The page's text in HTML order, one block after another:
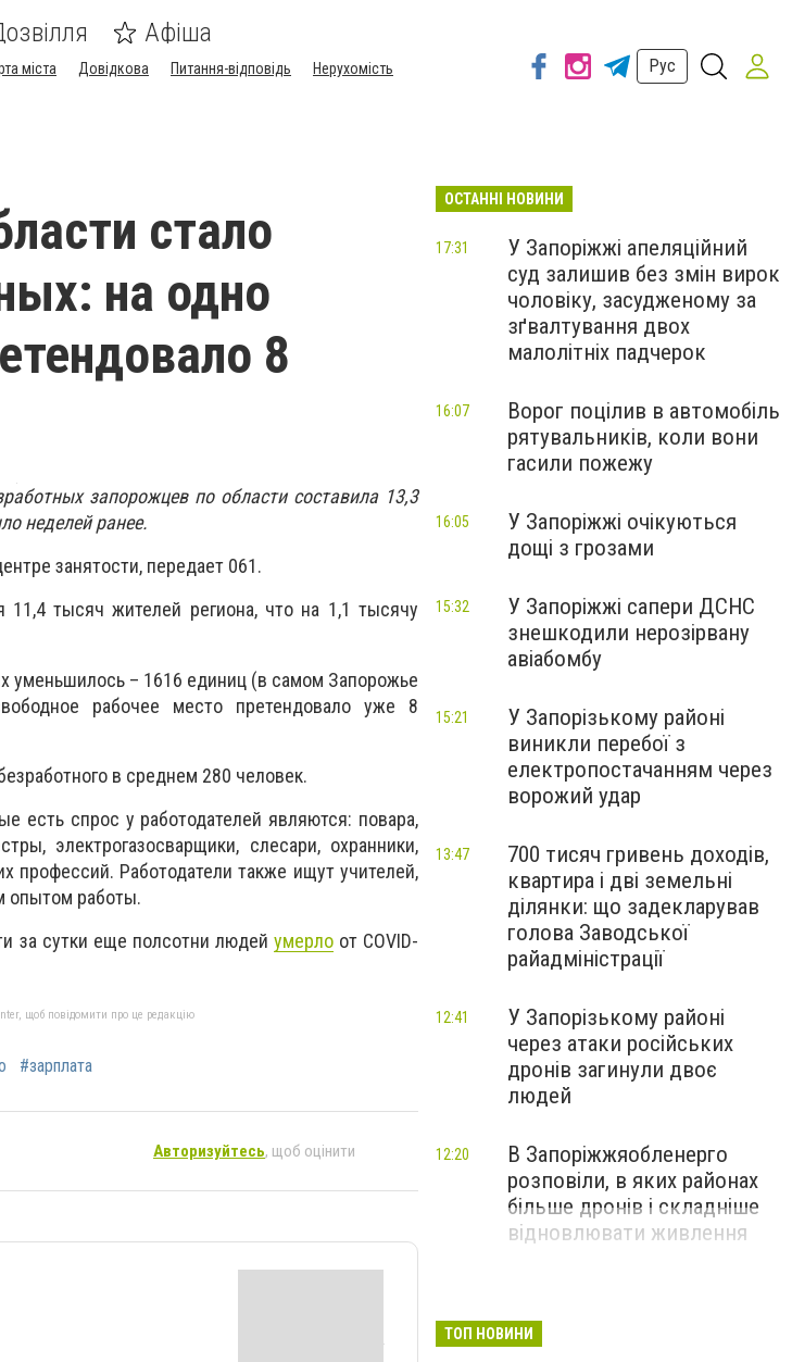
Афіша
міста Довідкова Питання-відповідь
Нерухомість
Рус
стало
на одно
8
запорожцев по области составила 13,3
неделей ранее.
занятости, передает 061.
тысяч жителей региона, что на 1,1 тысячу
уменьшилось – 1616 единиц (в самом Запорожье
рабочее место претендовало уже 8
в среднем 280 человек.
есть спрос у работодателей являются: повара,
электрогазосварщики, слесари, охранники,
профессий. Работодатели также ищут учителей,
опытом работы.
за сутки еще полсотни людей умерлоот COVID-
щоб повідомити про це редакцію
#зарплата
Авторизуйтесь, щоб оцінити
ОСТАННІ НОВИНИ
У Запоріжжі апеляційний
суд залишив без змін вирок
чоловіку, засудженому за
зґвалтування двох
малолітніх падчерок
17:31
Ворог поцілив в автомобіль
рятувальників, коли вони
гасили пожежу
16:07
У Запоріжжі очікуються
дощі з грозами
16:05
У Запоріжжі сапери ДСНС
знешкодили нерозірвану
авіабомбу
15:32
У Запорізькому районі
виникли перебої з
електропостачанням через
ворожий удар
15:21
700 тисяч гривень доходів,
квартира і дві земельні
ділянки: що задекларував
голова Заводської
райадміністрації
13:47
У Запорізькому районі
через атаки російських
дронів загинули двоє
людей
12:41
В Запоріжжяобленерго
розповіли, в яких районах
більше дронів і складніше
відновлювати живлення
12:20
ТОП НОВИНИ